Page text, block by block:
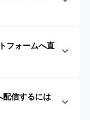
フォームへ直
信するには